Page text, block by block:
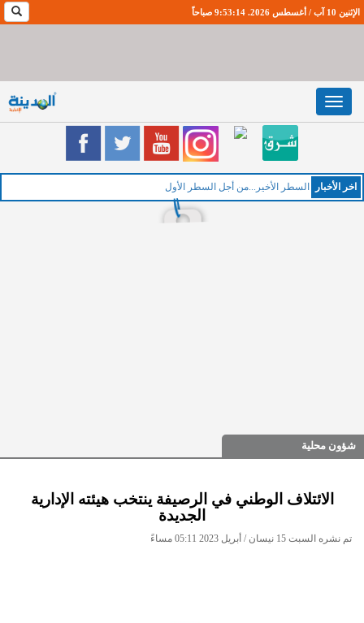
الإثنين 10 آب / أغسطس 2026. 9:53:15 صباحاً
Toggle
navigation
اخر اﻷخبار ال
شؤون محلية
الائتلاف الوطني في الرصيفة ينتخب هيئته الإدارية
الجديدة
تم نشره السبت 15 نيسان / أبريل 2023 05:11 مساءً